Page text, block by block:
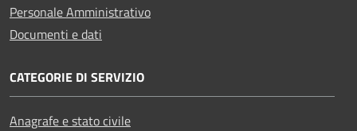
Personale Amministrativo
Documenti e dati
CATEGORIE DI SERVIZIO
Anagrafe e stato civile